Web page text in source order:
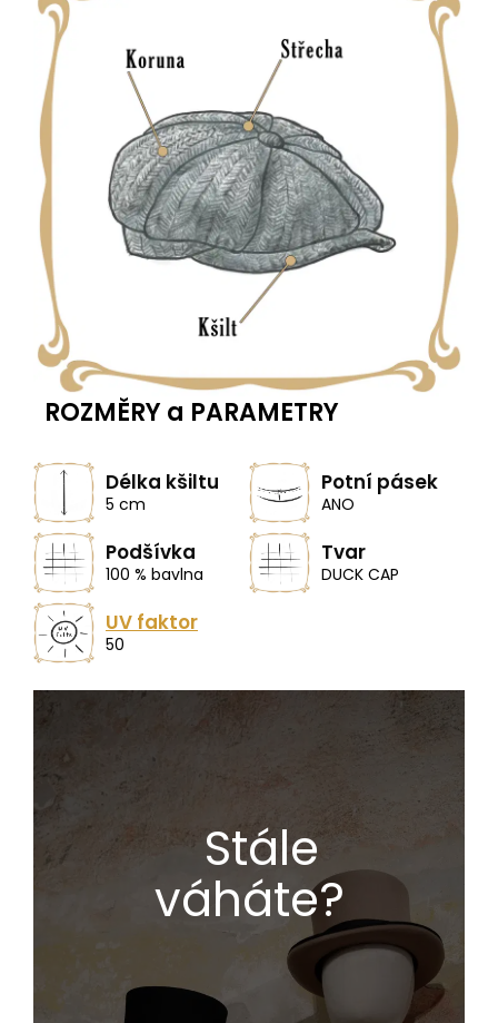
ROZMĚRY a PARAMETRY
Délka kšiltu
5 cm
Potní pásek
ANO
Podšívka
100 % bavlna
Tvar
DUCK CAP
UV faktor
50
Stále
váháte?